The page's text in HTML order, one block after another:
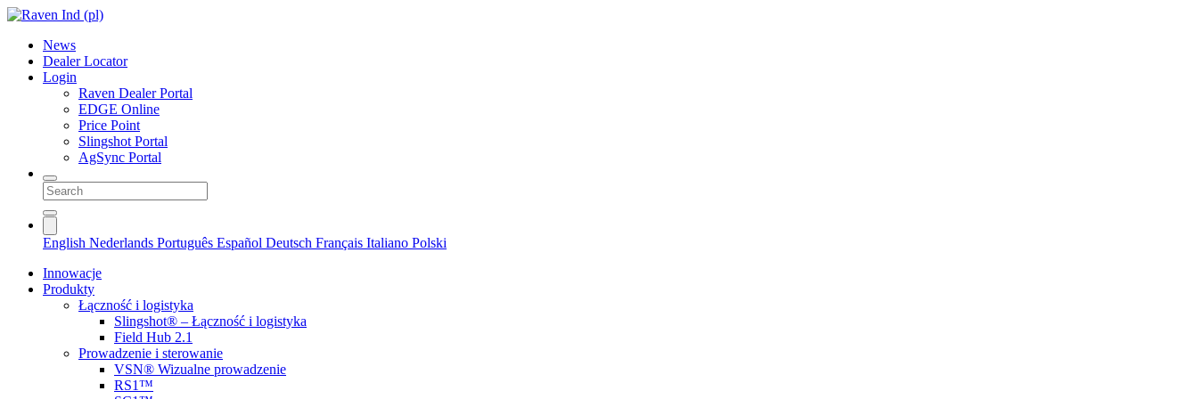
News
Dealer Locator
Login
Raven Dealer Portal
EDGE Online
Price Point
Slingshot Portal
AgSync Portal
English Nederlands Português Español Deutsch Français Italiano Polski
Innowacje
Produkty
Łączność i logistyka
Slingshot® – Łączność i logistyka
Field Hub 2.1
Prowadzenie i sterowanie
VSN® Wizualne prowadzenie
RS1™